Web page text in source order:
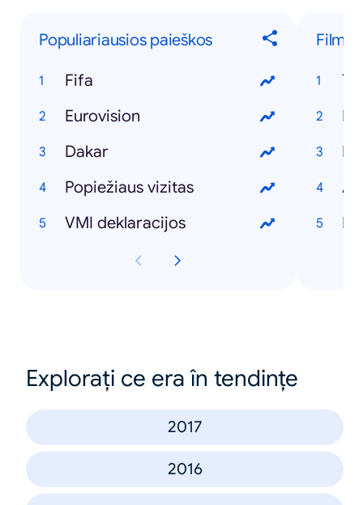
Populiariausios paieškos
Fifa
Eurovision
Dakar
Popiežiaus vizitas
VMI deklaracijos
Filmai
A
Explorați ce era în tendințe
2017
2016